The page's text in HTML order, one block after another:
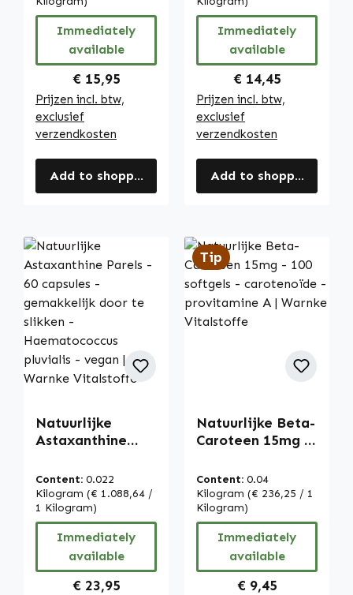
Immediately
available
Regular price:
€ 15,95
Prijzen incl. btw,
exclusief
verzendkosten
Add to shopping cart
te slikken - vegan
| Warnke
Vitalstoffe
Immediately
available
Regular price:
€ 14,45
Prijzen incl. btw,
exclusief
verzendkosten
Add to shopping cart
Natuurlijke
Astaxanthine
capsules -
gemakkelijk door
te slikken -
Haematococcus
pluvialis - vegan |
Warnke
Vitalstoffe
Content: 0.022
Kilogram (€ 1.088,64 /
1 Kilogram)
Immediately
available
Regular price:
€ 23,95
Tip
Natuurlijke Beta-
Caroteen 15mg -
carotenoïde -
provitamine A |
Warnke
Vitalstoffe
Content: 0.04
Kilogram (€ 236,25 / 1
Kilogram)
Immediately
available
Regular price:
€ 9,45